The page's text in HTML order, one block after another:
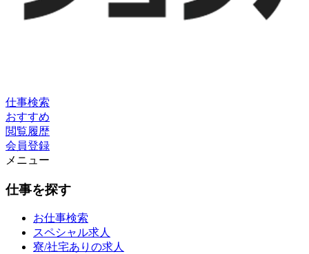
仕事検索
おすすめ
閲覧履歴
会員登録
メニュー
仕事を探す
お仕事検索
スペシャル求人
寮/社宅ありの求人